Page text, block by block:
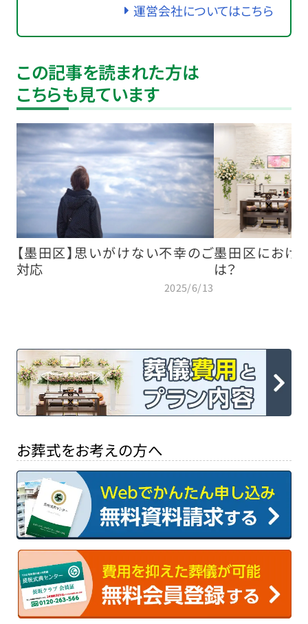
運営会社についてはこちら
この記事を読まれた方は
こちらも見ています
【墨田区】思いがけない不幸のご
対応
2025/6/13
墨田区におけ
は？
お葬式をお考えの方へ